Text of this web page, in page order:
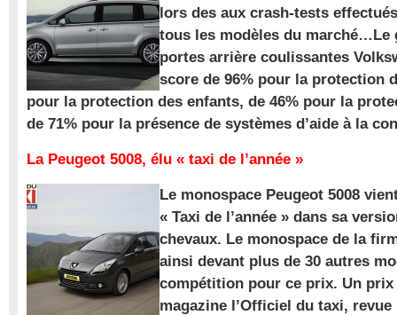
lors des aux crash-tests
tous les modèles du marché…Le
portes arrière coulissantes
score de 96% pour la protection
pour la protection des enfants, de 46% pour la
de 71% pour la présence de systèmes d’aide à la
La Peugeot 5008, élu « taxi de l’année »
Le monospace Peugeot 5008
« Taxi de l’année » dans sa
chevaux. Le monospace de la
ainsi devant plus de 30 autres
compétition pour ce prix. Un
magazine l’Officiel du taxi,